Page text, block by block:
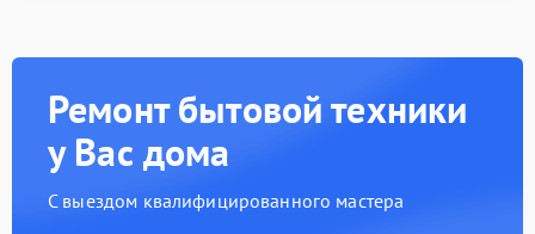
Ремонт бытовой техники
у Вас дома
С выездом квалифицированного мастера